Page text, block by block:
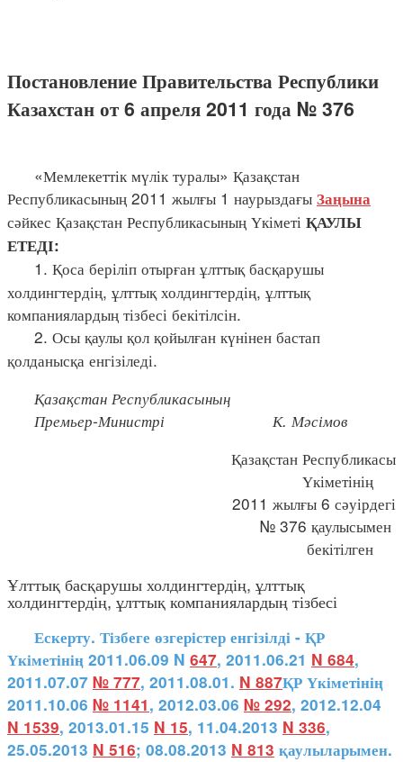
Постановление Правительства Республики
Казахстан от 6 апреля 2011 года № 376
«Мемлекеттік мүлік туралы» Қазақстан
Республикасының 2011 жылғы 1 наурыздағы Заңына
сәйкес Қазақстан Республикасының Үкіметі ҚАУЛЫ
ЕТЕДІ:
1. Қоса беріліп отырған ұлттық басқарушы
холдингтердің, ұлттық холдингтердің, ұлттық
компаниялардың тізбесі бекітілсін.
2. Осы қаулы қол қойылған күнінен бастап
қолданысқа енгізіледі.
Қазақстан Республикасының
Премьер-Министрі К. Мәсімов
Қазақстан Республикасы
Үкіметінің
2011 жылғы 6 сәуірдегі
№ 376 қаулысымен
бекітілген
Ұлттық басқарушы холдингтердің, ұлттық
холдингтердің, ұлттық компаниялардың тізбесі
Ескерту. Тізбеге өзгерістер енгізілді - ҚР
Үкіметінің 2011.06.09 N 647, 2011.06.21 N 684,
2011.07.07 № 777, 2011.08.01. N 887ҚР Үкіметінің
2011.10.06 № 1141, 2012.03.06 № 292, 2012.12.04
N 1539, 2013.01.15 N 15, 11.04.2013 N 336,
25.05.2013 N 516; 08.08.2013 N 813 қаулыларымен.